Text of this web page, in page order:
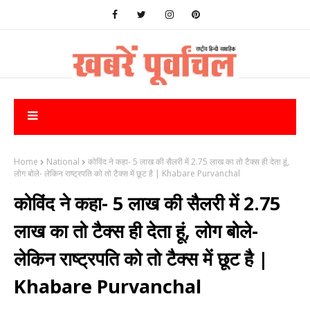
Home National
कोविंद ने कहा- 5 लाख की सैलरी में 2.75 लाख का तो टैक्स ही देता हूं,
लोग बोले- लेकिन राष्ट्रपति को तो टैक्स में छूट है | Khabare Purvanchal
कोविंद ने कहा- 5 लाख की सैलरी में 2.75
लाख का तो टैक्स ही देता हूं, लोग बोले-
लेकिन राष्ट्रपति को तो टैक्स में छूट है |
Khabare Purvanchal